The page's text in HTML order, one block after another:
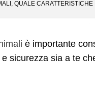
QUALE
è importante
sicurezza sia a te